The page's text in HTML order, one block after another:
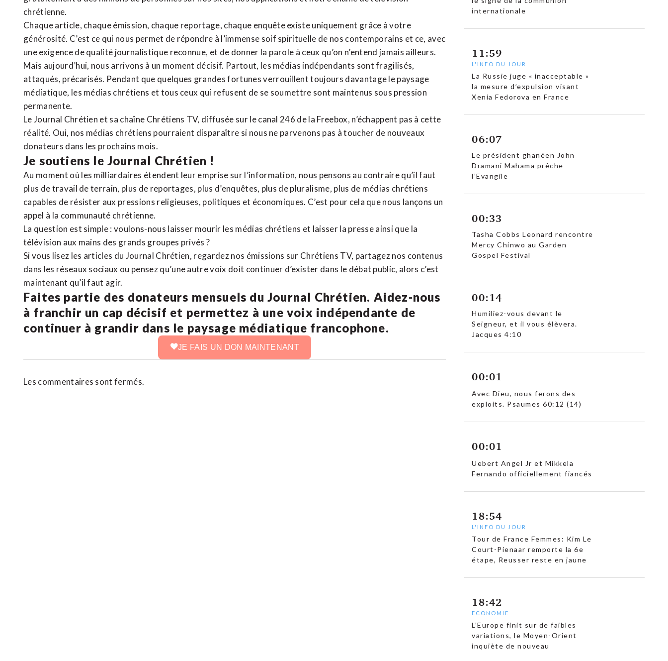
chrétienne.
Chaque article, chaque émission, chaque reportage, chaque enquête existe uniquement grâce à votre
générosité. C’est ce qui nous permet de répondre à l’immense soif spirituelle de nos contemporains et ce, avec
une exigence de qualité journalistique reconnue, et de donner la parole à ceux qu’on n’entend jamais ailleurs.
Mais aujourd’hui, nous arrivons à un moment décisif. Partout, les médias indépendants sont fragilisés,
attaqués, précarisés. Pendant que quelques grandes fortunes verrouillent toujours davantage le paysage
médiatique, les médias chrétiens et tous ceux qui refusent de se soumettre sont maintenus sous pression
permanente.
Le Journal Chrétien et sa chaîne Chrétiens TV, diffusée sur le canal 246 de la Freebox, n’échappent pas à cette
réalité. Oui, nos médias chrétiens pourraient disparaître si nous ne parvenons pas à toucher de nouveaux
donateurs dans les prochains mois.
Je soutiens le Journal Chrétien !
Au moment où les milliardaires étendent leur emprise sur l’information, nous pensons au contraire qu’il faut
plus de travail de terrain, plus de reportages, plus d’enquêtes, plus de pluralisme, plus de médias chrétiens
capables de résister aux pressions religieuses, politiques et économiques. C’est pour cela que nous lançons un
appel à la communauté chrétienne.
La question est simple : voulons-nous laisser mourir les médias chrétiens et laisser la presse ainsi que la
télévision aux mains des grands groupes privés ?
Si vous lisez les articles du Journal Chrétien, regardez nos émissions sur Chrétiens TV, partagez nos contenus
dans les réseaux sociaux ou pensez qu’une autre voix doit continuer d’exister dans le débat public, alors c’est
maintenant qu’il faut agir.
Faites partie des donateurs mensuels du Journal Chrétien. Aidez-nous
à franchir un cap décisif et permettez à une voix indépendante de
continuer à grandir dans le paysage médiatique francophone.
JE FAIS UN DON MAINTENANT
Les commentaires sont fermés.
internationale
11:59
L'INFO DU JOUR
La Russie juge « inacceptable »
la mesure d’expulsion visant
Xenia Fedorova en France
06:07
Le président ghanéen John
Dramani Mahama prêche
l’Evangile
00:33
Tasha Cobbs Leonard rencontre
Mercy Chinwo au Garden
Gospel Festival
00:14
Humiliez-vous devant le
Seigneur, et il vous élèvera.
Jacques 4:10
00:01
Avec Dieu, nous ferons des
exploits. Psaumes 60:12 (14)
00:01
Uebert Angel Jr et Mikkela
Fernando officiellement fiancés
18:54
L'INFO DU JOUR
Tour de France Femmes: Kim Le
Court-Pienaar remporte la 6e
étape, Reusser reste en jaune
18:42
ECONOMIE
L’Europe finit sur de faibles
variations, le Moyen-Orient
inquiète de nouveau